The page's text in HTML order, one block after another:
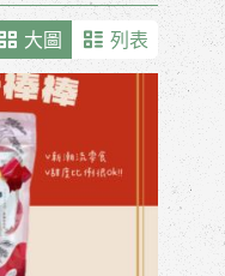
大圖 列表